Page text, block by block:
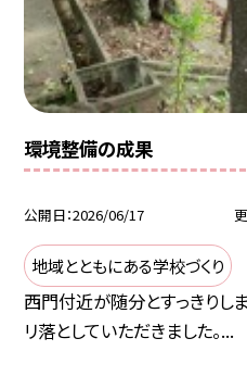
環境整備の成果
公開日 2026/06/17
地域とともにある学校づくり
西門付近が随分とすっきりし
リ落としていただきました。...